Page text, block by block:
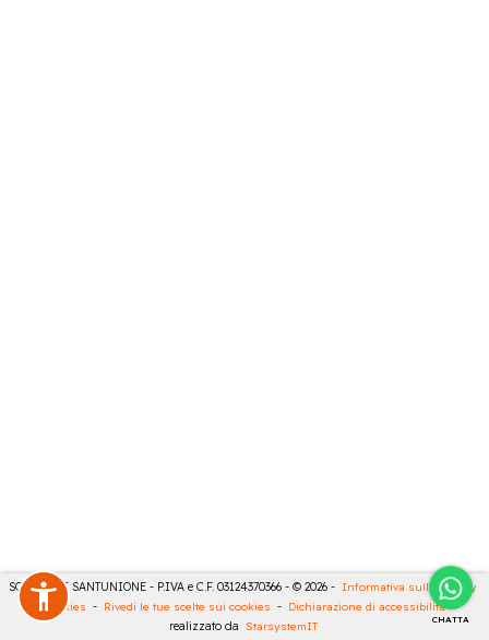
CHATTA
SONCINI E SANTUNIONE - P.IVA e C.F. 03124370366 - © 2026 - Informativa sulla privacy
Cookies - Rivedi le tue scelte sui cookies - Dichiarazione di accessibilità -
realizzato da StarsystemIT